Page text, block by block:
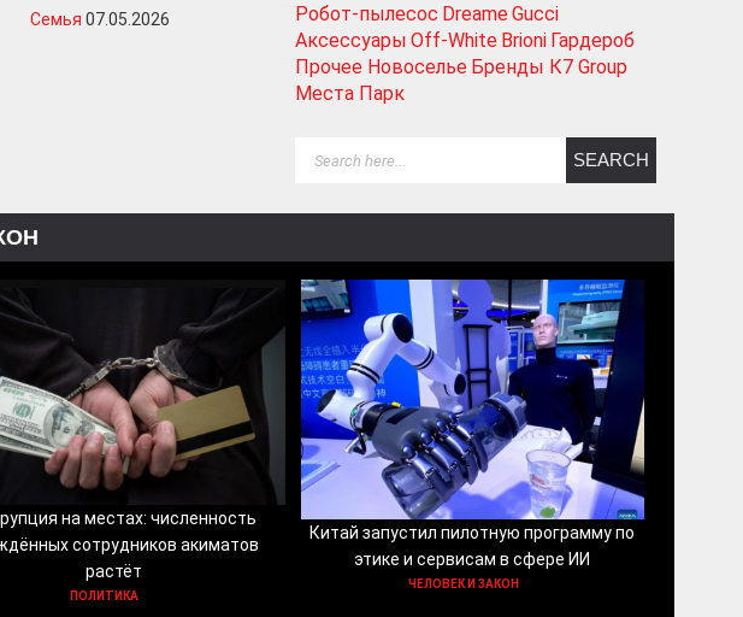
Семья 07.05.2026
Робот-пылесос DreameGucci
Аксессуары Off-White Brioni Гардероб
Прочее Новоселье Бренды К7 Group
Места Парк
на местах: численность
сотрудников акиматов
растёт
ПОЛИТИКА
Китай запустил пилотную программу по
этике и сервисам в сфере ИИ
ЧЕЛОВЕК И ЗАКОН